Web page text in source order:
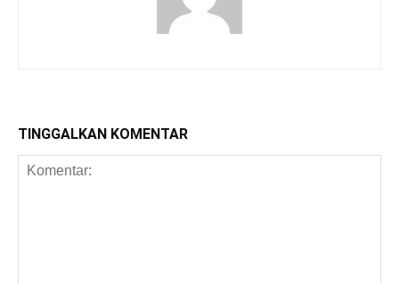
TINGGALKAN KOMENTAR